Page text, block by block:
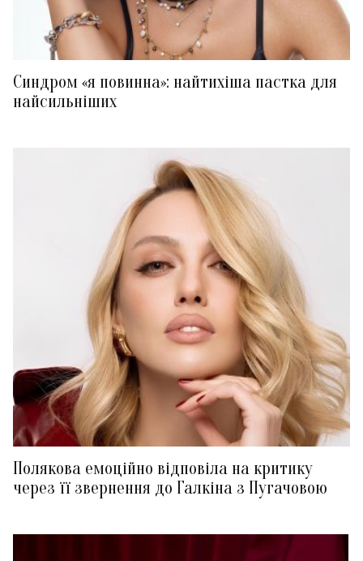
Синдром «я повинна»: найтихіша пастка для
найсильніших
Полякова емоційно відповіла на критику
через її звернення до Галкіна з Пугачовою